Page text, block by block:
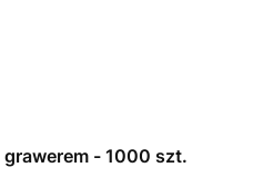
grawerem - 1000 szt.